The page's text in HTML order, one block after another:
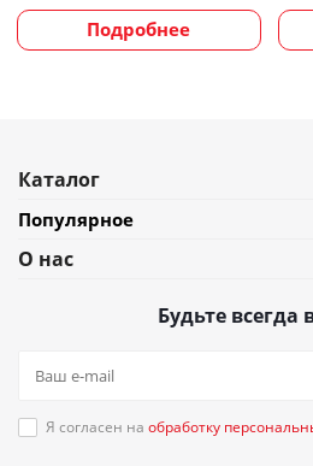
Подробнее
Каталог
Популярное
О нас
Будьте всегда
Я согласен на обработку